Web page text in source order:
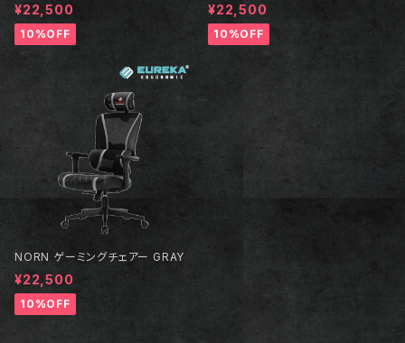
¥22,500
10%OFF
¥22,500
10%OFF
NORN ゲーミングチェアー GRAY
¥22,500
10%OFF